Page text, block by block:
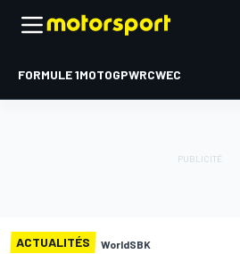
FORMULE 1MOTOGPWRCWEC
ACTUALITÉS WorldSBK